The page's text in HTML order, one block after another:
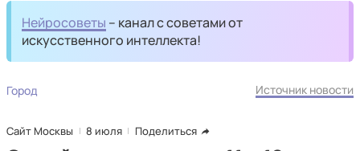
Нейросоветы – канал с советами от
искусственного интеллекта!
Город Источник новости
Сайт Москвы 8 июля Поделиться